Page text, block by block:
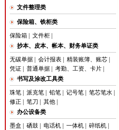
文件整理类
保险箱、铁柜类
保险箱| 文件柜|
抄本、皮本、帐本、财务单证类
无碳单据| 会计报表| 精装账簿、账芯|
凭证| 普通单据| 考勤、工资、卡片|
书写及涂改工具类
珠笔| 派克笔| 铅笔| 记号笔| 笔芯笔水|
修正
笔刀 其他|
办公设备类
墨盒
硒鼓| 电话机| 一体机| 碎纸机|